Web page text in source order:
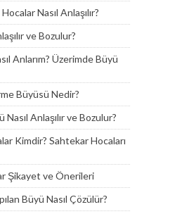
Nasıl Anlaşılır?
ve Bozulur?
Anlarım? Üzerimde Büyü
Büyüsü Nedir?
Nasıl Anlaşılır ve Bozulur?
Kimdir? Sahtekar Hocaları
Şikayet ve Önerileri
Büyü Nasıl Çözülür?